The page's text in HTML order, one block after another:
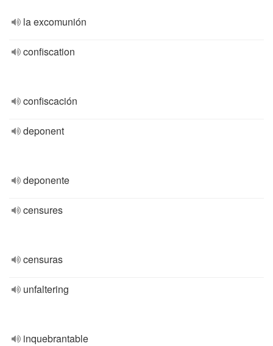
la excomunión
confiscation
confiscación
deponent
deponente
censures
censuras
unfaltering
inquebrantable